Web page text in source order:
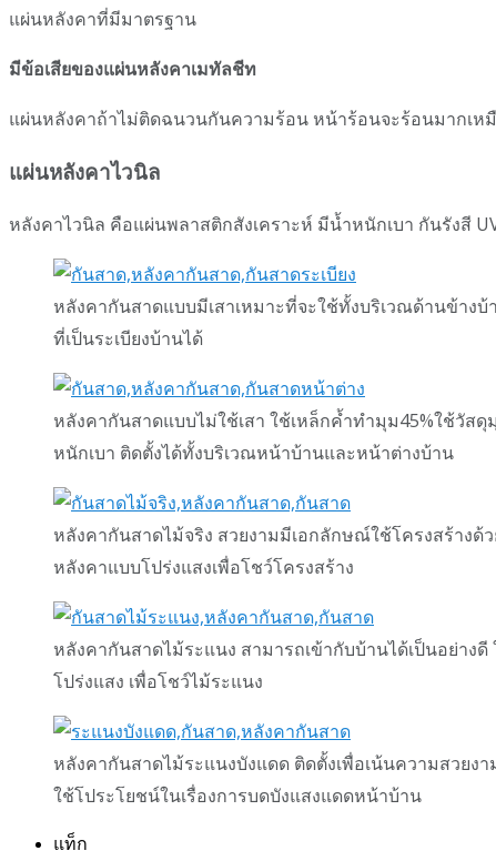
แผ่นหลังคาที่มีมาตรฐาน
มีข้อเสียของแผ่นหลังคาเมทัลชีท
แผ่นหลังคาถ้าไม่ติดฉนวนกันความร้อน หน้าร้อนจะร้อนมากเห
แผ่นหลังคาไวนิล
หลังคาไวนิล คือแผ่นพลาสติกสังเคราะห์ มีน้ำหนักเบา กันรังสี
หลังคากันสาดแบบมีเสาเหมาะที่จะใช้ทั้งบริเวณด้านข้าง
ที่เป็นระเบียงบ้านได้
หลังคากันสาดแบบไม่ใช้เสา ใช้เหล็กค้ำทำมุม45%ใช้วัส
หนักเบา ติดตั้งได้ทั้งบริเวณหน้าบ้านและหน้าต่างบ้าน
หลังคากันสาดไม้จริง สวยงามมีเอกลักษณ์ใช้โครงสร้างด้
หลังคาแบบโปร่งแสงเพื่อโชว์โครงสร้าง
หลังคากันสาดไม้ระแนง สามารถเข้ากับบ้านได้เป็นอย่างดี
โปร่งแสง เพื่อโชว์ไม้ระแนง
หลังคากันสาดไม้ระแนงบังแดด ติดตั้งเพื่อเน้นความสวยง
ใช้โประโยชน์ในเรื่องการบดบังแสงแดดหน้าบ้าน
แท็ก